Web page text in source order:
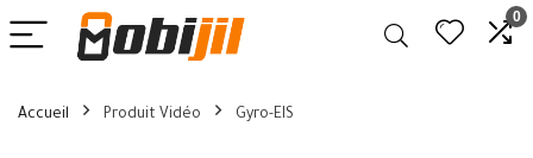
0
Accueil Produit Vidéo Gyro-EIS